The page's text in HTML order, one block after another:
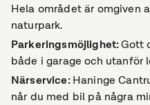
Hela området är omgiven
naturpark.
Parkeringsmöjlighet:Gott
både i garage och utanför
Närservice:Haninge
når du med bil på några